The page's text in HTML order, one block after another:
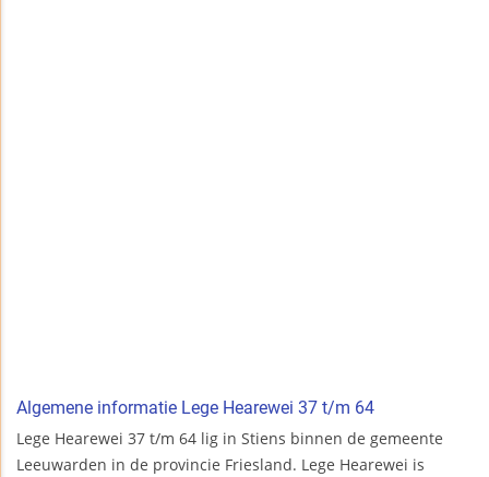
Algemene informatie Lege Hearewei 37 t/m 64
Lege Hearewei 37 t/m 64 lig in Stiens binnen de gemeente
Leeuwarden in de provincie Friesland. Lege Hearewei is